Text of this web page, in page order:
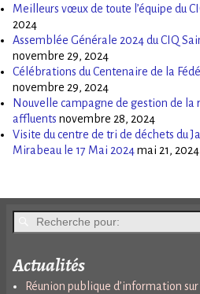
Meilleurs vœux de toute l’équipe du
2024
Assemblée Générale 2024 du CIQ
novembre 29, 2024
Célébrations du Centenaire de la
novembre 29, 2024
Nouvelle campagne de gestion de la
affluents novembre 28, 2024
Visite du centre de tri de déchets du
Mirabeau le 17 Mai 2024mai 21, 2024
Actualités
Réunion publique d’information